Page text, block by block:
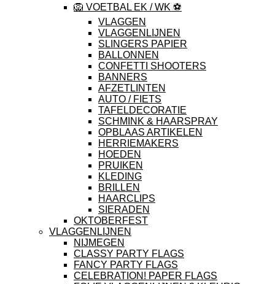
🦁 VOETBAL EK / WK ⚽️
VLAGGEN
VLAGGENLIJNEN
SLINGERS PAPIER
BALLONNEN
CONFETTI SHOOTERS
BANNERS
AFZETLINTEN
AUTO / FIETS
TAFELDECORATIE
SCHMINK & HAARSPRAY
OPBLAAS ARTIKELEN
HERRIEMAKERS
HOEDEN
PRUIKEN
KLEDING
BRILLEN
HAARCLIPS
SIERADEN
OKTOBERFEST
VLAGGENLIJNEN
NIJMEGEN
CLASSY PARTY FLAGS
FANCY PARTY FLAGS
CELEBRATION! PAPER FLAGS